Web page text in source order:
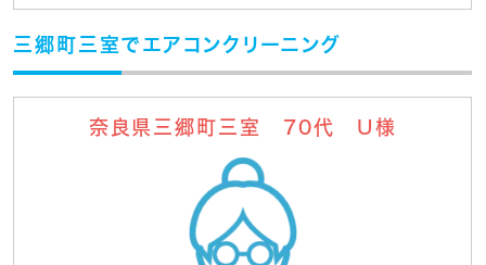
三郷町三室でエアコンクリーニング
奈良県三郷町三室 70代 U様